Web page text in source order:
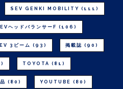
SEV GENKI MOBILITY (111)
ヘッドバランサーF (106)
3ビーム (93) 掲載誌 (90)
TOYOTA (81)
(80) YOUTUBE (80)